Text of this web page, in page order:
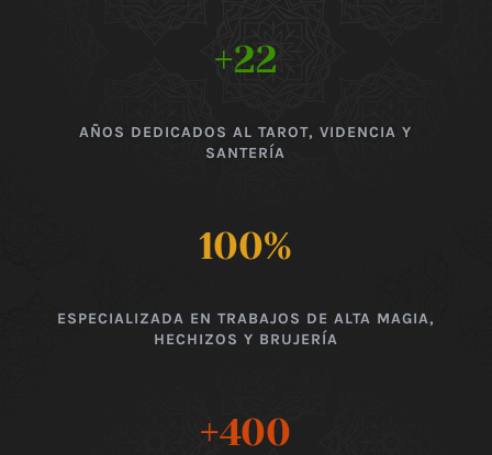
+22
AÑOS DEDICADOS AL TAROT, VIDENCIA Y
SANTERÍA
100%
ESPECIALIZADA EN TRABAJOS DE ALTA MAGIA,
HECHIZOS Y BRUJERÍA
+400